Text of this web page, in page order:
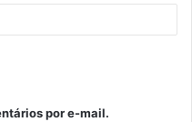
por e-mail.